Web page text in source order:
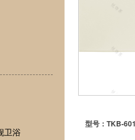
卫浴
型号： TKB-